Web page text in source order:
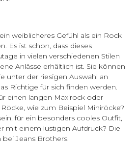
weiblicheres Gefühl als ein Rock
Es ist schön, dass dieses
in vielen verschiedenen Stilen
Anlässe erhältlich ist. Sie können
unter der riesigen Auswahl an
Richtige für sich finden werden.
einen langen Maxirock oder
wie zum Beispiel Miniröcke?
für ein besonders cooles Outfit,
mit einem lustigen Aufdruck? Die
Jeans Brothers.